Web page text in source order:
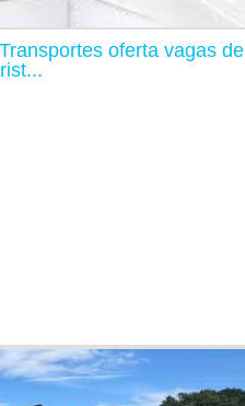
oferta vagas de